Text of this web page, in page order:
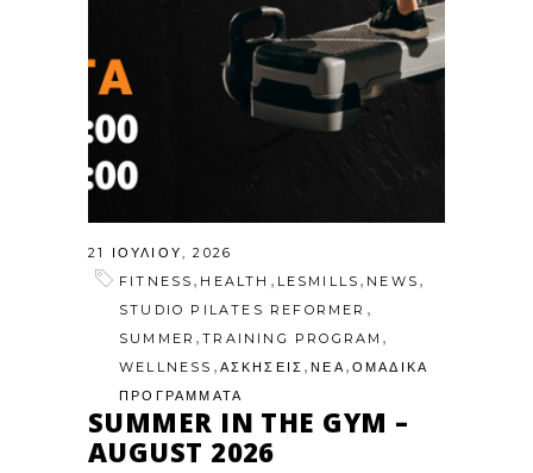
21 ΙΟΥΛΊΟΥ, 2026
FITNESS , HEALTH , LESMILLS , NEWS ,
STUDIO PILATES REFORMER ,
SUMMER ,TRAINING PROGRAM ,
WELLNESS , ΑΣΚΗΣΕΙΣ ,ΝΕΑ , ΟΜΑΔΙΚΑ
ΠΡΟΓΡΑΜΜΑΤΑ
SUMMER IN THE GYM –
AUGUST 2026